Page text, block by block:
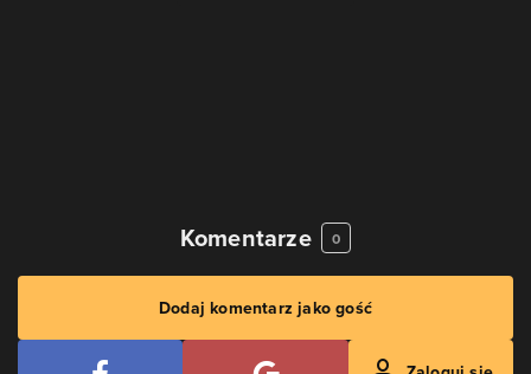
Komentarze 0
Dodaj komentarz jako gość